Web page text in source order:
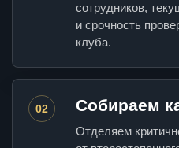
сотрудников,
и срочность
клуба.
02 Собираем
Отделяем